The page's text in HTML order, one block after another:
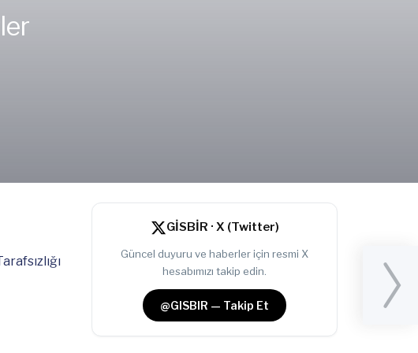
GİSBİR · X (Twitter)
Güncel duyuru ve haberler için resmi X
hesabımızı takip edin.
@GISBIR — Takip Et